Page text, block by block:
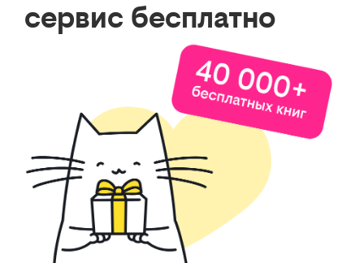
сервис бесплатно